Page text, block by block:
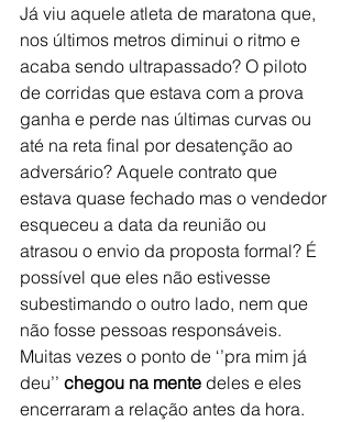
Já viu aquele atleta de maratona que,
nos últimos metros diminui o ritmo e
acaba sendo ultrapassado? O piloto
de corridas que estava com a prova
ganha e perde nas últimas curvas ou
até na reta final por desatenção ao
adversário? Aquele contrato que
estava quase fechado mas o vendedor
esqueceu a data da reunião ou
atrasou o envio da proposta formal? É
possível que eles não estivesse
subestimando o outro lado, nem que
não fosse pessoas responsáveis.
Muitas vezes o ponto de ‘’pra mim já
deu’’ chegou na mente deles e eles
encerraram a relação antes da hora.